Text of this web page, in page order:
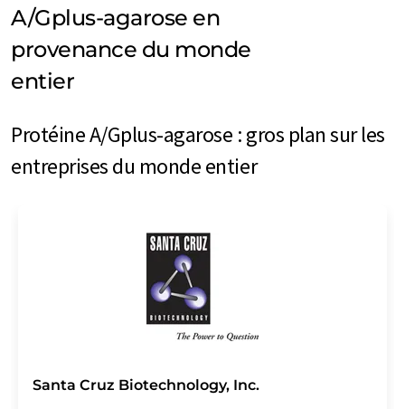
A/Gplus-agarose en
provenance du monde
entier
Protéine A/Gplus-agarose : gros plan sur les
entreprises du monde entier
Santa Cruz Biotechnology, Inc.